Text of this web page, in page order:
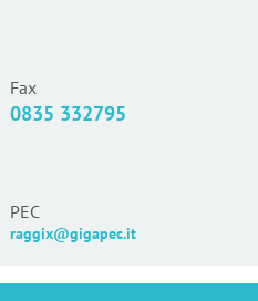
Fax
0835 332795
PEC
raggix@gigapec.it